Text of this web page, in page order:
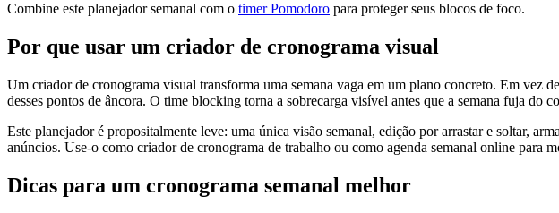
Combine este planejador semanal com o timer Pomodoro para proteger seus blocos de foco.
Por que usar um criador de cronograma visual
Um criador de cronograma visual transforma uma semana vaga em um plano concreto. Em vez
desses pontos de âncora. O time blocking torna a sobrecarga visível antes que a semana fuja do
Este planejador é propositalmente leve: uma única visão semanal, edição por arrastar e soltar,
anúncios. Use-o como criador de cronograma de trabalho ou como agenda semanal online para
Dicas para um cronograma semanal melhor